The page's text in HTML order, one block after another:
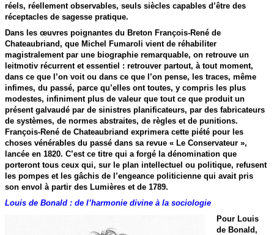
réels, réellement observables, seuls siècles capables d’être des
réceptacles de sagesse pratique.
Dans les œuvres poignantes du Breton François-René de
Chateaubriand, que Michel Fumaroli vient de réhabiliter
magistralement par une biographie remarquable, on retrouve un
leitmotiv récurrent et essentiel : retrouver partout, à tout moment,
dans ce que l’on voit ou dans ce que l’on pense, les traces, même
infimes, du passé, parce qu’elles ont toutes, y compris les plus
modestes, infiniment plus de valeur que tout ce que produit un
présent galvaudé par de sinistres planificateurs, par des fabricateurs
de systèmes, de normes abstraites, de règles et de punitions.
François-René de Chateaubriand exprimera cette piété pour les
choses vénérables du passé dans sa revue « Le Conservateur »,
lancée en 1820. C’est ce titre qui a forgé la dénomination que
porteront tous ceux qui, sur le plan intellectuel ou politique, refusent
les pompes et les gâchis de l’engeance politicienne qui avait pris
son envol à partir des Lumières et de 1789.
Louis de Bonald : de l’harmonie divine à la sociologie
Pour Louis
de Bonald,